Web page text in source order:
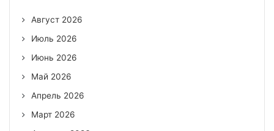
Август 2026
Июль 2026
Июнь 2026
Май 2026
Апрель 2026
Март 2026